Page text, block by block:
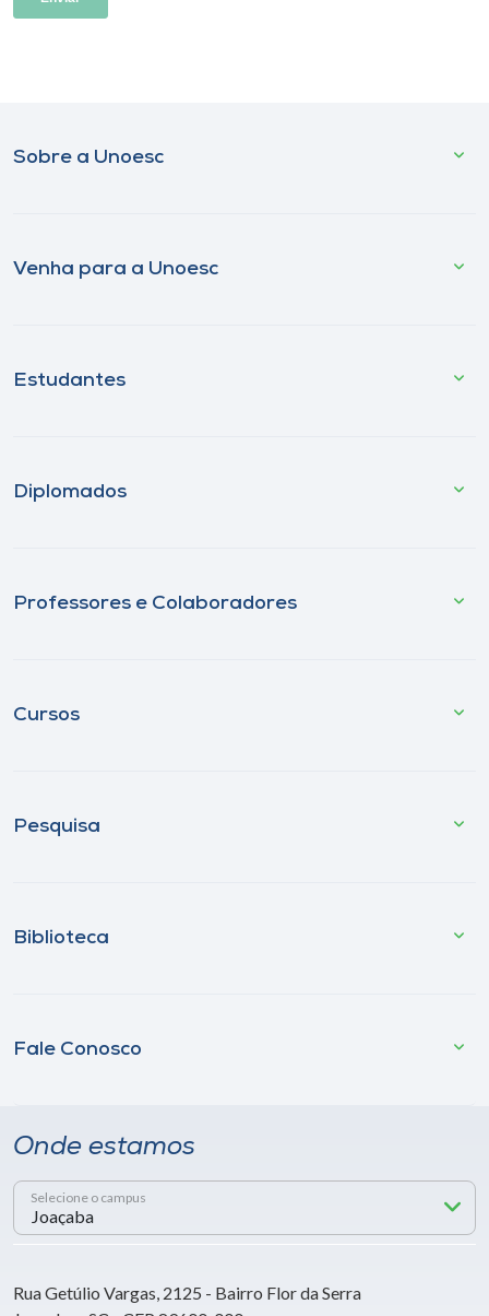
Sobre a Unoesc
Venha para a Unoesc
Estudantes
Diplomados
Professores e Colaboradores
Cursos
Pesquisa
Biblioteca
Fale Conosco
Onde estamos
Selecione o campus
Rua Getúlio Vargas, 2125 - Bairro Flor da Serra